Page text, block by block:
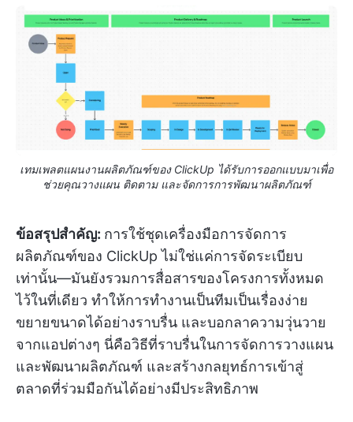
เทมเพลตแผนงานผลิตภัณฑ์ของ ClickUp ได้รับการออกแบบมาเพื่อ
ช่วยคุณวางแผน ติดตาม และจัดการการพัฒนาผลิตภัณฑ์
ข้อสรุปสำคัญ: การใช้ชุดเครื่องมือการจัดการ
ผลิตภัณฑ์ของ ClickUp ไม่ใช่แค่การจัดระเบียบ
เท่านั้น—มันยังรวมการสื่อสารของโครงการทั้งหมด
ไว้ในที่เดียว ทำให้การทำงานเป็นทีมเป็นเรื่องง่าย
ขยายขนาดได้อย่างราบรื่น และบอกลาความวุ่นวาย
จากแอปต่างๆ นี่คือวิธีที่ราบรื่นในการจัดการวางแผน
และพัฒนาผลิตภัณฑ์ และสร้างกลยุทธ์การเข้าสู่
ตลาดที่ร่วมมือกันได้อย่างมีประสิทธิภาพ